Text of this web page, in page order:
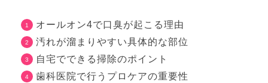
オールオン4で口臭が起こる理由
汚れが溜まりやすい具体的な部位
自宅でできる掃除のポイント
歯科医院で行うプロケアの重要性